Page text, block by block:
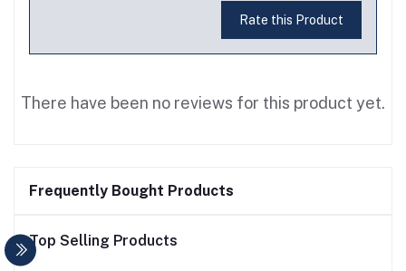
Rate this Product
There have been no reviews for this product yet.
Frequently Bought Products
Top Selling Products